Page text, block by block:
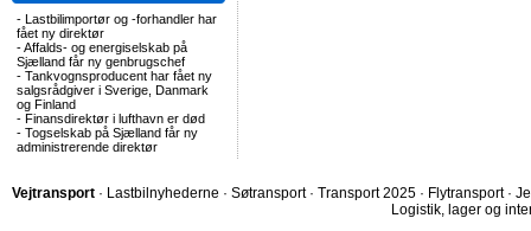
- Lastbilimportør og -forhandler har
fået ny direktør
-Affalds- og energiselskab på
Sjælland får ny genbrugschef
- Tankvognsproducent har fået ny
salgsrådgiver i Sverige, Danmark
og Finland
- Finansdirektør i lufthavn er død
- Togselskab på Sjælland får ny
administrerende direktør
Vejtransport · Lastbilnyhederne · Søtransport · Transport 2025 · Flytransport ·
Logistik, lager og